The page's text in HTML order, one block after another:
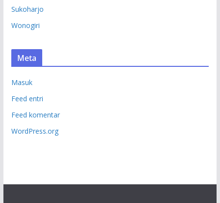
Sukoharjo
Wonogiri
Meta
Masuk
Feed entri
Feed komentar
WordPress.org